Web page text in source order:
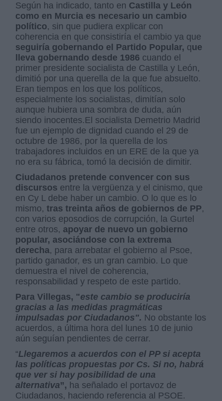
Según ha indicado, tanto en Castilla y León
como en Murcia es necesario un cambio
político, sin que pudiera explicar con
coherencia en que consistiría el cambio ya que
seguiría gobernando el Partido Popular, que
lleva gobernando desde 1986 cuando el
primer presidente socialista de Castilla y León,
dimitió por una querella de la que fue absuelto.
Eran tiempos en los que los políticos,
especialmente los socialistas, dimitían solo
aunque hubiera una sombra de duda, aún
siendo inocentes.El socialista Demetrio Madrid
fue un ejemplo de dignidad cuando el 29 de
octubre de 1986, por la querella de los
trabajadores incluidos en un ERE de la que ya
no era su fábrica, tomó la decisión de dimitir.
Ciudadanos pretende convencer con sus
discursos entre la vergüenza y el cinismo, que
en Cy L debe haber un cambio. O lo que es lo
mismo,tras treinta años de gobiernos de PP,
con varios eposodios de corrupción, la Gurtel
entre otros, apoyar de nuevo un gobierno
popular, asociándose con la extrema
derecha, para arrebatar el gobierno al Psoe,
partido ganador, es un gran cambio. Lo que
demuestra el nivel de coherencia,
responsabilidad y respeto de este partido.
Para Villegas, "este cambio se produciría
gracias a las medidas pragmáticas
impulsadas por Ciudadanos". No obstante los
acuerdos, a última hora del lunes 10 de junio
aún seguían pendientes de cerrar.
“Llegaremos a acuerdos con el PP si acepta
las políticas propuestas por Cs. Si no, habrá
que ver si hay posibilidad de una
alternativa”, ha señalado el portavoz de
Ciudadanos, haciendo referencia al PSOE.